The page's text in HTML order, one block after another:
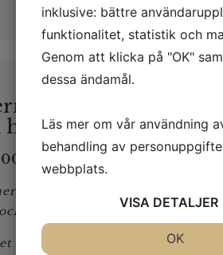
Isabelle
)
vi behandla tex
armhålor.
när du bokar,
inklusive: bättre
funktionalitet, statistik och
Genom att klicka på "OK"
dessa ändamål.
Läs mer om vår användning
behandling av
webbplats.
VISA DETALJER
OK